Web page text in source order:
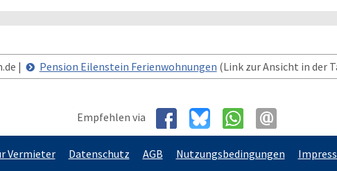
| Pension Eilenstein Ferienwohnungen (Link zur Ansicht in der
Empfehlen via
Vermieter Datenschutz AGB Nutzungsbedingungen